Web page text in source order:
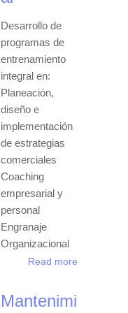
Desarrollo de
programas de
entrenamiento
integral en:
Planeación,
diseño e
implementación
de estrategias
comerciales
Coaching
empresarial y
personal
Engranaje
Organizacional
Read more
Mantenimi